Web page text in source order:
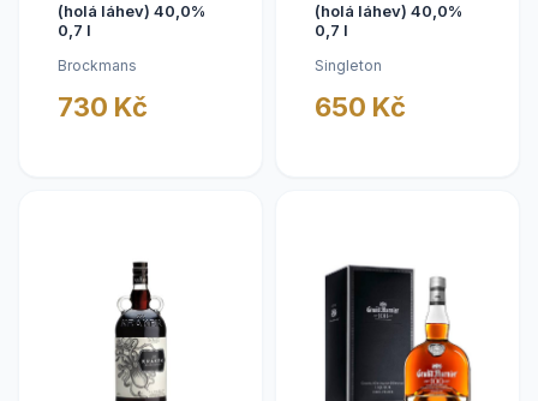
(holá láhev) 40,0%
0,7 l
Brockmans
730 Kč
(holá láhev) 40,0%
0,7 l
Singleton
650 Kč